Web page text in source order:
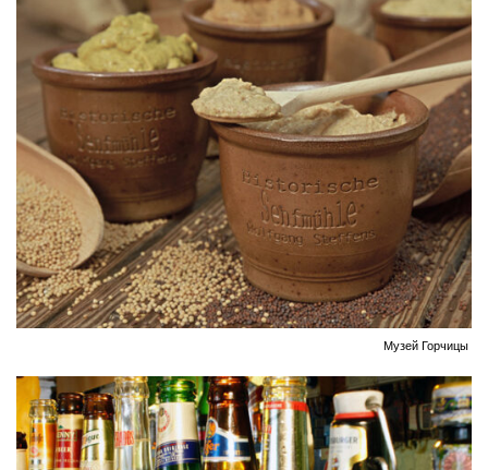
Музей Горчицы